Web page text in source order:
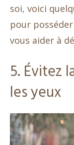
soi, voici
pour
vous aider à
5. Évitez
les yeux